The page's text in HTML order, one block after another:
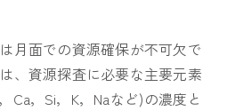
月面での資源確保が不可欠で
、資源探査に必要な主要元素
Ca，Si，K，Naなど)の濃度と